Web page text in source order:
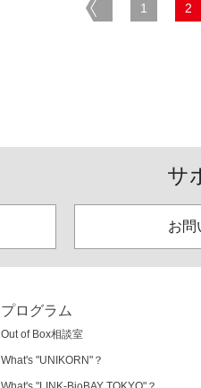
1 2
サ
お問
プログラム
Out of Box相談室
What's "UNIKORN"？